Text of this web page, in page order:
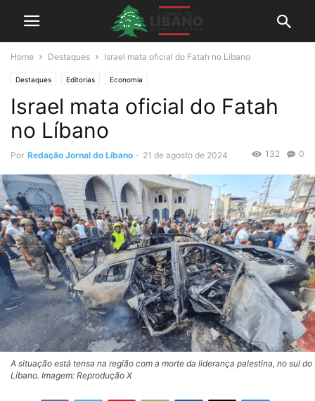
Home Destaques Israel mata oficial do Fatah no Líbano
Destaques Editorias Economia
Israel mata oficial do Fatah
no Líbano
Por Redação Jornal do Líbano - 21 de agosto de 2024 0
132
A situação está tensa na região com a morte da liderança palestina, no sul do
Líbano. Imagem: Reprodução X